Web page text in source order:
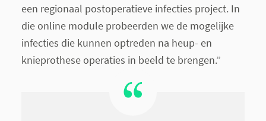
een regionaal postoperatieve infecties project. In
die online module probeerden we de mogelijke
infecties die kunnen optreden na heup- en
knieprothese operaties in beeld te brengen.”